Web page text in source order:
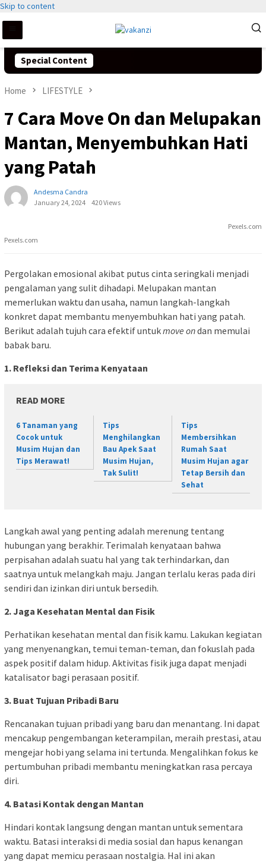
Skip to content
Special Content
Home LIFESTYLE
7 Cara Move On dan Melupakan
Mantan, Menyembuhkan Hati
yang Patah
Andesma Candra
January 24, 2024
420 Views
Pexels.com
Pexels.com
Pergolakan emosional akibat putus cinta seringkali menjadi
pengalaman yang sulit dihadapi. Melupakan mantan
memerlukan waktu dan usaha, namun langkah-langkah
konkret dapat membantu menyembuhkan hati yang patah.
Berikut adalah tujuh cara efektif untukmove ondan memulai
babak baru.
1. Refleksi dan Terima Kenyataan
READ MORE
6 Tanaman yang
Cocok untuk
Musim Hujan dan
Tips Merawat!
Tips
Menghilangkan
Bau Apek Saat
Musim Hujan,
Tak Sulit!
Tips
Membersihkan
Rumah Saat
Musim Hujan agar
Tetap Bersih dan
Sehat
Langkah awal yang penting adalah merenung tentang
hubungan yang berakhir. Terimalah kenyataan bahwa
perpisahan adalah suatu hal yang tak terhindarkan, dan
saatnya untuk melangkah maju. Jangan terlalu keras pada diri
sendiri dan izinkan diri untuk bersedih.
2. Jaga Kesehatan Mental dan Fisik
Perhatikan kesehatan mental dan fisik kamu. Lakukan kegiatan
yang menyenangkan, temui teman-teman, dan fokuslah pada
aspek positif dalam hidup. Aktivitas fisik juga dapat menjadi
katalisator bagi perasaan positif.
3. Buat Tujuan Pribadi Baru
Rencanakan tujuan pribadi yang baru dan menantang. Ini dapat
mencakup pengembangan keterampilan, meraih prestasi, atau
mengejar hobi yang selama ini tertunda. Mengalihkan fokus ke
pertumbuhan pribadi membantu meningkatkan rasa percaya
diri.
4. Batasi Kontak dengan Mantan
Hindari kontak langsung dengan mantan untuk sementara
waktu. Batasi interaksi di media sosial dan hapus kenangan
yang dapat memicu perasaan nostalgia. Hal ini akan